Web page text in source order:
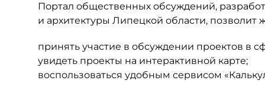
Портал общественных обсуждений,
и архитектуры Липецкой области, позволит
принять участие в обсуждении проектов в
увидеть проекты на интерактивной карте;
воспользоваться удобным сервисом